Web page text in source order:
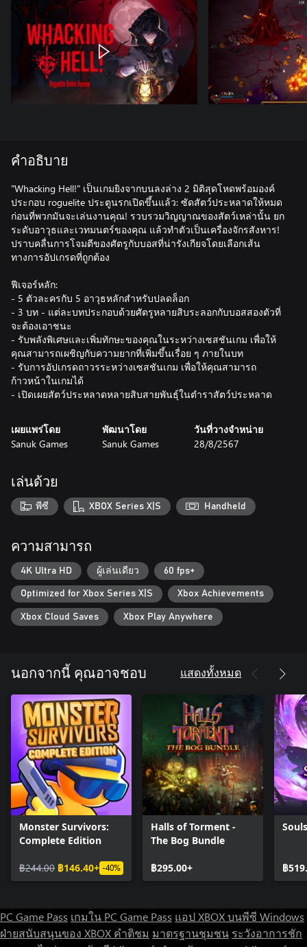
คำอธิบาย
"Whacking Hell!" เป็นเกมยิงจากบนลงล่าง 2 มิติสุดโหดพร้อมองค์
ประกอบ roguelite ประตูนรกเปิดขึ้นแล้ว: ซัดสัตว์ประหลาดให้หมด
ก่อนที่พวกมันจะเล่นงานคุณ! รวบรวมวิญญาณของสัตว์เหล่านั้น ยก
ระดับอาวุธและเวทมนตร์ของคุณ แล้วทำตัวเป็นเครื่องจักรสังหาร!
ปราบคลื่นการโจมตีของศัตรูกับบอสที่น่ารังเกียจโดยเลือกเส้น
ทางการอัปเกรดที่ถูกต้อง
ฟีเจอร์หลัก:
- 5 ตัวละครกับ 5 อาวุธหลักสำหรับปลดล็อก
- 3 บท - แต่ละบทประกอบด้วยศัตรูหลายสิบระลอกกับบอสสองตัวที่
จะต้องเอาชนะ
- รับพลังพิเศษและเพิ่มทักษะของคุณในระหว่างเซสชันเกม เพื่อให้
คุณสามารถเผชิญกับความยากที่เพิ่มขึ้นเรื่อย ๆ ภายในบท
- รับการอัปเกรดถาวรระหว่างเซสชันเกม เพื่อให้คุณสามารถ
ก้าวหน้าในเกมได้
- เปิดเผยสัตว์ประหลาดหลายสิบสายพันธุ์ในตำราสัตว์ประหลาด
เผยแพร่โดย
Sanuk Games
พัฒนาโดย
Sanuk Games
วันที่วางจำหน่าย
28/8/2567
เล่นด้วย
พีซี XBOX Series X|S Handheld
ความสามารถ
4K Ultra HD ผู้เล่นเดียว 60 fps+
Optimized for Xbox Series X|S Xbox Achievements
Xbox Cloud Saves Xbox Play Anywhere
นอกจากนี้ คุณอาจชอบ แสดงทั้งหมด
Monster Survivors:
Complete Edition
฿244.00 ฿146.40+ -40%
Halls of Torment -
The Bog Bundle
฿295.00+ ฿
PC Game Pass เกมใน PC Game Pass แอป XBOX บนพีซี Windows
ฝ่ายสนับสนุนของ XBOX คำติชม มาตรฐานชุมชน ระวังอาการชัก